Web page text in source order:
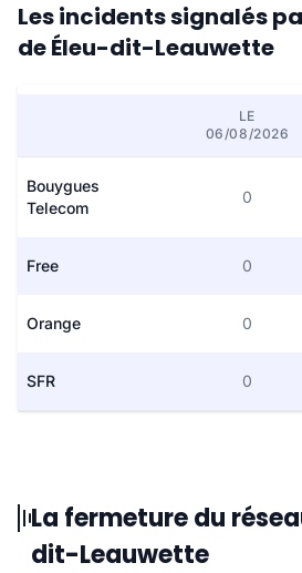
Les incidents signalés
de Éleu-dit-Leauwette
LE
06/08/2026
Bouygues
Telecom
0
Free 0
Orange 0
SFR 0
La fermeture du
dit-Leauwette